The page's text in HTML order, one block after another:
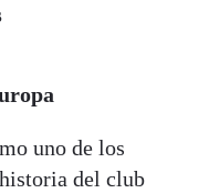
uno de los
del club